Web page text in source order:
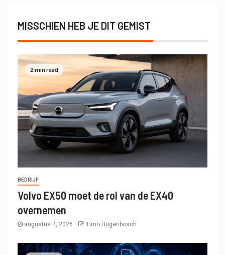
MISSCHIEN HEB JE DIT GEMIST
2 min read
BEDRIJF
Volvo EX50 moet de rol van de EX40
overnemen
augustus 4, 2026 Timo Hogenbosch